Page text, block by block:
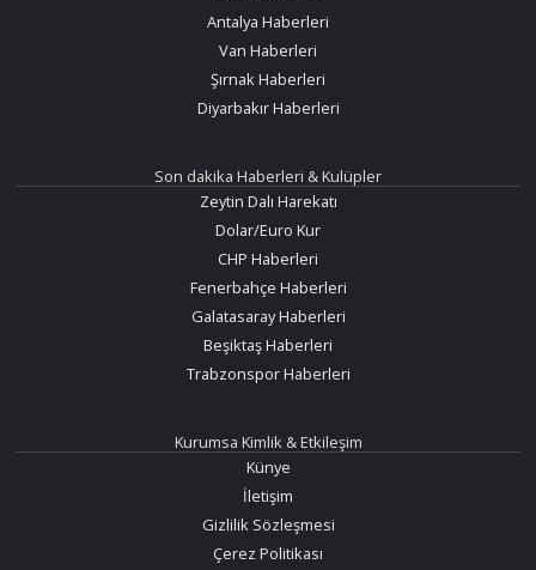
Antalya Haberleri
Van Haberleri
Şırnak Haberleri
Diyarbakır Haberleri
Son dakika Haberleri & Kulüpler
Zeytin Dalı Harekatı
Dolar/Euro Kur
CHP Haberleri
Fenerbahçe Haberleri
Galatasaray Haberleri
Beşiktaş Haberleri
Trabzonspor Haberleri
Kurumsa Kimlik & Etkileşim
Künye
İletişim
Gizlilik Sözleşmesi
Çerez Politikası